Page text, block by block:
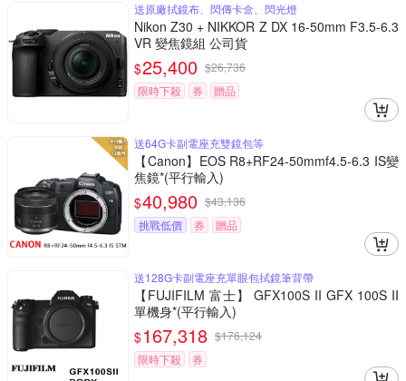
送原廠拭鏡布、閃傳卡盒、閃光燈
Nikon Z30 + NIKKOR Z DX 16-50mm F3.5-6.3
VR 變焦鏡組 公司貨
$25,400 $26,736
限時下殺
券 贈品
送64G卡副電座充雙鏡包等
【Canon】EOS R8+RF24-50mmf4.5-6.3 IS變
焦鏡*(平行輸入)
$40,980 $43,136
挑戰低價
券 贈品
送128G卡副電座充單眼包拭鏡筆背帶
【FUJIFILM 富士】 GFX100S II GFX 100S II
單機身*(平行輸入)
$167,318 $176,124
限時下殺
券